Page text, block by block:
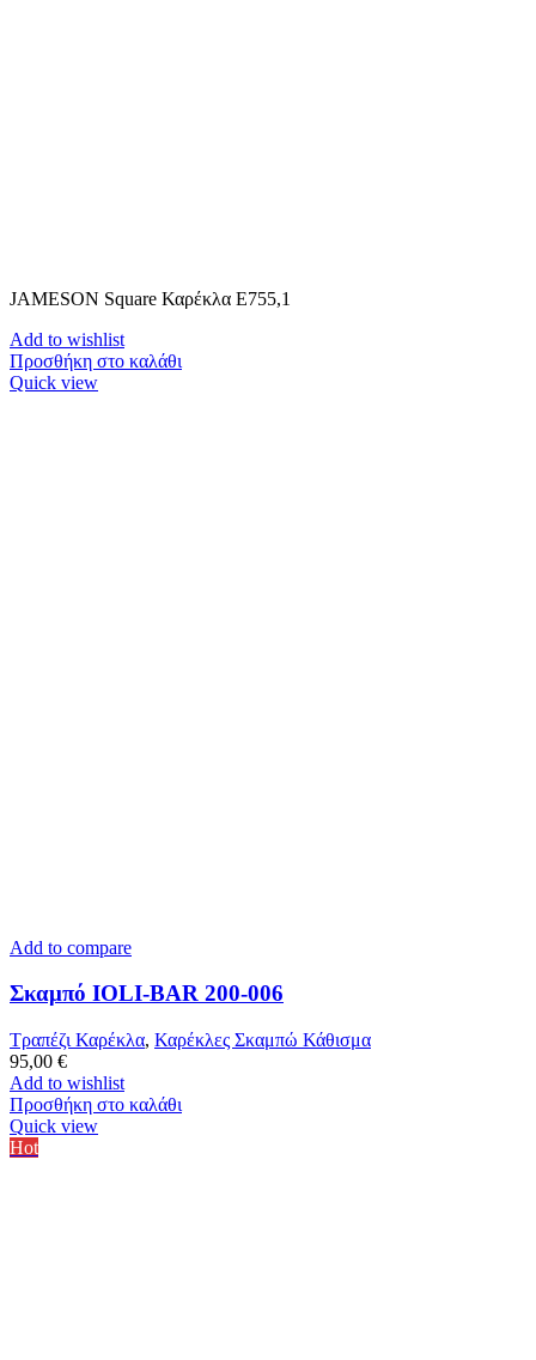
JAMESON Square Καρέκλα Ε755,1
Add to wishlist
Προσθήκη στο καλάθι
Quick view
Add to compare
Σκαμπό IOLI-BAR 200-006
Τραπέζι Καρέκλα, Καρέκλες Σκαμπώ Κάθισμα
95,00 €
Add to wishlist
Προσθήκη στο καλάθι
Quick view
Hot